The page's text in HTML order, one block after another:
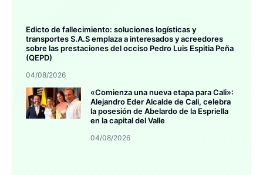
Edicto de fallecimiento: soluciones logísticas y
transportes S.A.S emplaza a interesados y acreedores
sobre las prestaciones del occiso Pedro Luis Espitia Peña
(QEPD)
04/08/2026
«Comienza una nueva etapa para Cali»:
Alejandro Eder Alcalde de Cali, celebra
la posesión de Abelardo de la Espriella
en la capital del Valle
04/08/2026